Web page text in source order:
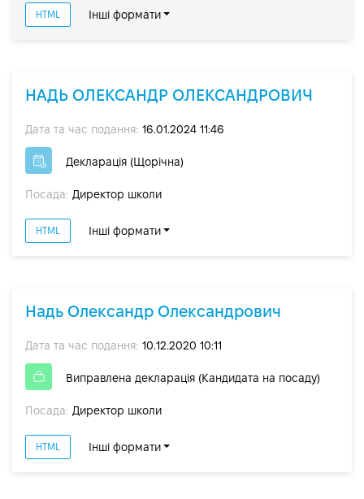
HTML Інші формати
НАДЬ ОЛЕКСАНДР ОЛЕКСАНДРОВИЧ
Дата та час подання: 16.01.2024 11:46
Декларація (Щорічна)
Посада: Директор школи
HTML Інші формати
Надь Олександр Олександрович
Дата та час подання: 10.12.2020 10:11
Виправлена декларація (Кандидата на посаду)
Посада: Директор школи
HTML Інші формати